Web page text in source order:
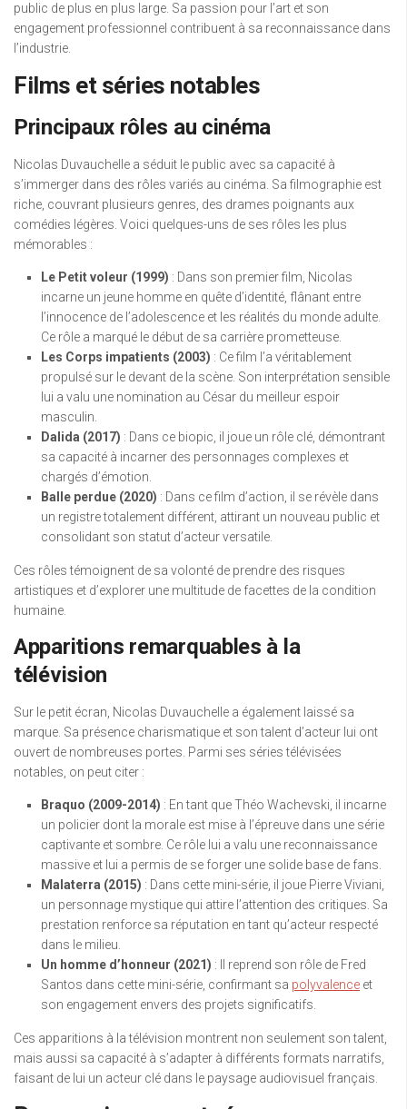
public de plus en plus large. Sa passion pour l’art et son
engagement professionnel contribuent à sa reconnaissance dans
l’industrie.
Films et séries notables
Principaux rôles au cinéma
Nicolas Duvauchelle a séduit le public avec sa capacité à
s’immerger dans des rôles variés au cinéma. Sa filmographie est
riche, couvrant plusieurs genres, des drames poignants aux
comédies légères. Voici quelques-uns de ses rôles les plus
mémorables :
Le Petit voleur (1999) : Dans son premier film, Nicolas
incarne un jeune homme en quête d’identité, flânant entre
l’innocence de l’adolescence et les réalités du monde adulte.
Ce rôle a marqué le début de sa carrière prometteuse.
Les Corps impatients (2003) : Ce film l’a véritablement
propulsé sur le devant de la scène. Son interprétation sensible
lui a valu une nomination au César du meilleur espoir
masculin.
Dalida (2017) : Dans ce biopic, il joue un rôle clé, démontrant
sa capacité à incarner des personnages complexes et
chargés d’émotion.
Balle perdue (2020) : Dans ce film d’action, il se révèle dans
un registre totalement différent, attirant un nouveau public et
consolidant son statut d’acteur versatile.
Ces rôles témoignent de sa volonté de prendre des risques
artistiques et d’explorer une multitude de facettes de la condition
humaine.
Apparitions remarquables à la
télévision
Sur le petit écran, Nicolas Duvauchelle a également laissé sa
marque. Sa présence charismatique et son talent d’acteur lui ont
ouvert de nombreuses portes. Parmi ses séries télévisées
notables, on peut citer :
Braquo (2009-2014) : En tant que Théo Wachevski, il incarne
un policier dont la morale est mise à l’épreuve dans une série
captivante et sombre. Ce rôle lui a valu une reconnaissance
massive et lui a permis de se forger une solide base de fans.
Malaterra (2015) : Dans cette mini-série, il joue Pierre Viviani,
un personnage mystique qui attire l’attention des critiques. Sa
prestation renforce sa réputation en tant qu’acteur respecté
dans le milieu.
Un homme d’honneur (2021) : Il reprend son rôle de Fred
Santos dans cette mini-série, confirmant sa polyvalence et
son engagement envers des projets significatifs.
Ces apparitions à la télévision montrent non seulement son talent,
mais aussi sa capacité à s’adapter à différents formats narratifs,
faisant de lui un acteur clé dans le paysage audiovisuel français.